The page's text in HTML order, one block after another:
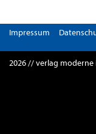
Impressum
2026 // verlag